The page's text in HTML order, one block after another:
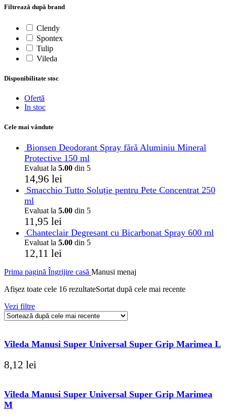
Filtrează după brand
Clendy
Spontex
Tulip
Vileda
Disponibilitate stoc
Ofertă
In stoc
Cele mai vândute
Bionsen Deodorant Spray fără Aluminiu Mineral
Protective 150 ml
Evaluat la 5.00 din 5
14,96 lei
Smacchio Tutto Soluție pentru Pete Concentrat 250
ml
Evaluat la 5.00 din 5
11,95 lei
Chanteclair Degresant cu Bicarbonat Spray 600 ml
Evaluat la 5.00 din 5
12,11 lei
Prima pagină Îngrijire casă Manusi menaj
Afișez toate cele 16 rezultateSortat după cele mai recente
Vezi filtre
Vileda Manusi Super Universal Super Grip Marimea L
8,12 lei
Vileda Manusi Super Universal Super Grip Marimea
M